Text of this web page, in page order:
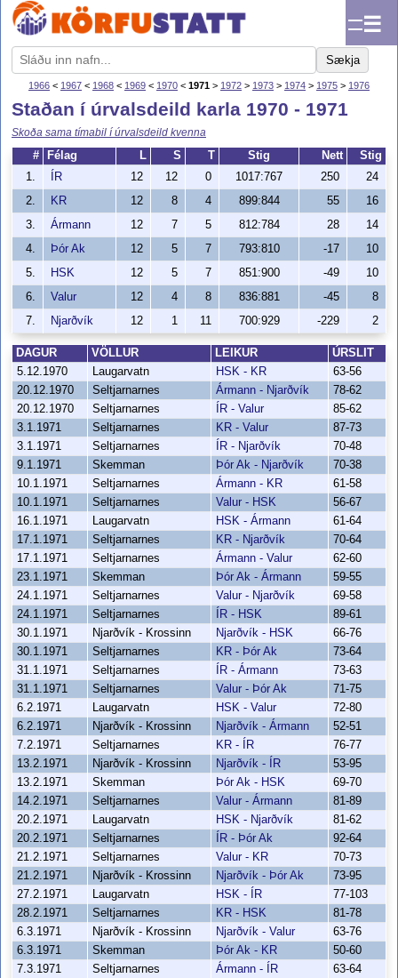
☰
Sækja
1966 < 1967 < 1968 < 1969 < 1970 < 1971 > 1972 > 1973 > 1974 > 1975 > 1976
Staðan í úrvalsdeild karla 1970 - 1971
Skoða sama tímabil í úrvalsdeild kvenna
#
Félag L S T Stig Nett
Stig
1.
ÍR 12 12 0 1017:767 250
24
2.
KR 12 8 4 899:844 55
16
3.
Ármann 12 7 5 812:784 28
14
4.
Þór Ak 12 5 7 793:810 -17
10
5.
HSK 12 5 7 851:900 -49
10
6.
Valur 12 4 8 836:881 -45
8
7.
Njarðvík 12 1 11 700:929 -229 2
DAGUR VÖLLUR LEIKUR
ÚRSLIT
5.12.1970
Laugarvatn HSK - KR
63-56
20.12.1970
Seltjarnarnes Ármann - Njarðvík
78-62
20.12.1970
Seltjarnarnes ÍR - Valur
85-62
3.1.1971
Seltjarnarnes KR - Valur
87-73
3.1.1971
Seltjarnarnes ÍR - Njarðvík
70-48
9.1.1971
Skemman Þór Ak - Njarðvík
70-38
10.1.1971
Seltjarnarnes Ármann - KR
61-58
10.1.1971
Seltjarnarnes Valur - HSK
56-67
16.1.1971
Laugarvatn HSK - Ármann
61-64
17.1.1971
Seltjarnarnes KR - Njarðvík
70-64
17.1.1971
Seltjarnarnes Ármann - Valur
62-60
23.1.1971
Skemman Þór Ak - Ármann
59-55
24.1.1971
Seltjarnarnes Valur - Njarðvík
69-58
24.1.1971
Seltjarnarnes ÍR - HSK
89-61
30.1.1971
Njarðvík - Krossinn Njarðvík - HSK
66-76
30.1.1971
Seltjarnarnes KR - Þór Ak
73-64
31.1.1971
Seltjarnarnes ÍR - Ármann
73-63
31.1.1971
Seltjarnarnes Valur - Þór Ak
71-75
6.2.1971
Laugarvatn HSK - Valur
72-80
6.2.1971
Njarðvík - Krossinn Njarðvík - Ármann
52-51
7.2.1971
Seltjarnarnes KR - ÍR
76-77
13.2.1971
Njarðvík - Krossinn Njarðvík - ÍR
53-95
13.2.1971
Skemman Þór Ak - HSK
69-70
14.2.1971
Seltjarnarnes Valur - Ármann
81-89
20.2.1971
Laugarvatn HSK - Njarðvík
81-62
20.2.1971
Seltjarnarnes ÍR - Þór Ak
92-64
21.2.1971
Seltjarnarnes Valur - KR
70-73
21.2.1971
Njarðvík - Krossinn Njarðvík - Þór Ak
73-95
27.2.1971
Laugarvatn HSK - ÍR
77-103
28.2.1971
Seltjarnarnes KR - HSK
81-78
6.3.1971
Njarðvík - Krossinn Njarðvík - Valur
63-76
6.3.1971
Skemman Þór Ak - KR
50-60
7.3.1971
Seltjarnarnes Ármann - ÍR
63-64